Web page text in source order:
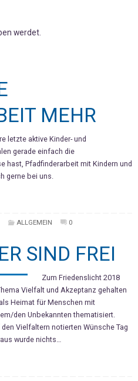
werdet.
MEHR
letzte aktive Kinder- und
gerade einfach die
hast, Pfadfinderarbeit mit Kindern und
gerne bei uns.
ALLGEMEIN 0
SIND FREI
Zum Friedenslicht 2018
Vielfalt und Akzeptanz gehalten
Heimat für Menschen mit
den Unbekannten thematisiert.
Vielfaltern notierten Wünsche Tag
wurde nichts…